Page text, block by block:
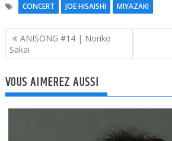
CONCERT
JOE HISAISHI MIYAZAKI
Navigation
de
l’article
ANISONG #14 | Noriko
Sakai
VOUS AIMEREZ AUSSI